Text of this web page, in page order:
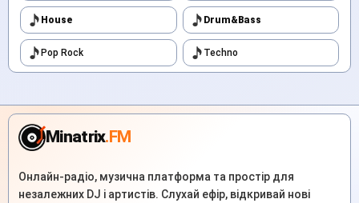
House Drum&Bass
Pop Rock Techno
Minatrix.FM
Онлайн-радіо, музична платформа та простір для
незалежних DJ і артистів. Слухай ефір, відкривай нові